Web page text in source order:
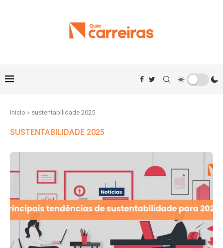
Início » sustentabilidade 2025
SUSTENTABILIDADE 2025